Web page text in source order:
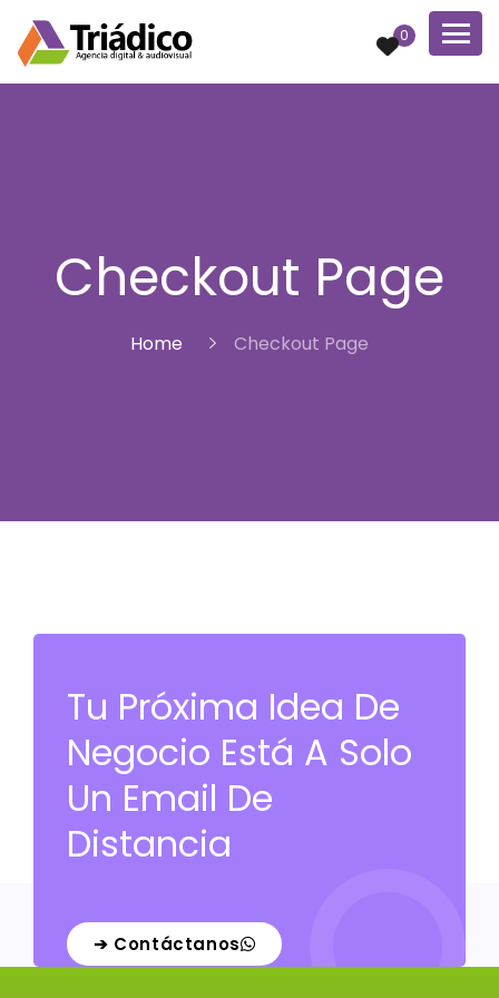
0
Checkout Page
Home Checkout Page
Tu Próxima Idea De
Negocio Está A Solo
Un Email De
Distancia
➔ Contáctanos